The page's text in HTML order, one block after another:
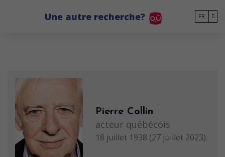
Une autre recherche? FR
Pierre Collin
acteur québécois
18 juillet 1938 (27 juillet 2023)